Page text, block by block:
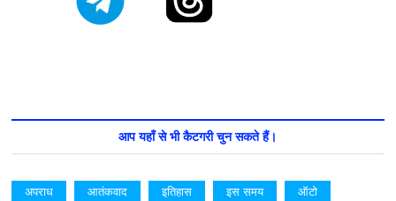
आप यहाँ से भी कैटगरी चुन सकते हैं।
अपराध आतंकवाद इतिहास इस समय
ऑटो